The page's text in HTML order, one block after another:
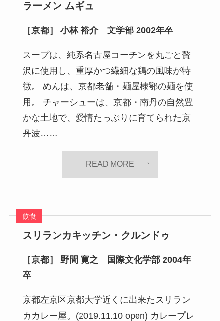
ラーメン ムギュ
［京都］ 小林 裕介 文学部 2002年卒
スープは、純系名古屋コーチンを丸ごと贅
沢に使用し、重厚かつ繊細な鶏の風味が特
徴。 めんは、京都老舗・麺屋棣鄂の麺を使
用。 チャーシューは、京都・南丹の自然豊
かな土地で、愛情たっぷりに育てられた京
丹波……
READ MORE
飲食
スリランカキッチン・クルンドゥ
［京都］ 野間 寛之 国際文化学部 2004年
卒
京都左京区京都大学近くに出来たスリラン
カカレー屋。(2019.11.10 open) カレープレ